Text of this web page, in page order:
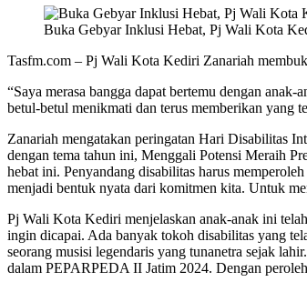
Buka Gebyar Inklusi Hebat, Pj Wali Kota
Tasfm.com – Pj Wali Kota Kediri Zanariah
“Saya merasa bangga dapat bertemu dengan
betul-betul menikmati dan terus memberikan yang
Zanariah mengatakan peringatan Hari Disabilitas
dengan tema tahun ini, Menggali Potensi Meraih
hebat ini. Penyandang disabilitas harus
menjadi bentuk nyata dari komitmen kita. Untuk
Pj Wali Kota Kediri menjelaskan anak-anak ini
ingin dicapai. Ada banyak tokoh disabilitas yang
seorang musisi legendaris yang tunanetra sejak
dalam PEPARPEDA II Jatim 2024. Dengan